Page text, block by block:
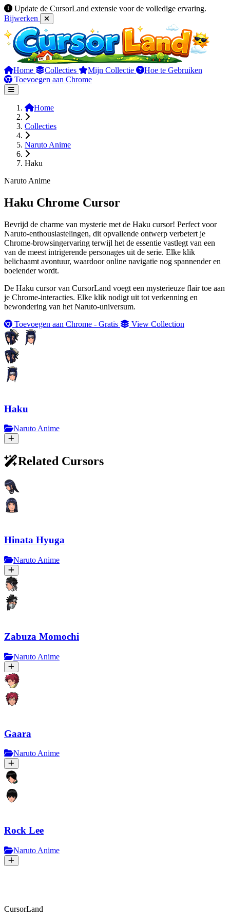
Update de CursorLand extensie voor de volledige ervaring.
Bijwerken
Home Collecties Mijn Collectie
Hoe te Gebruiken
Toevoegen aan Chrome
Home
Collecties
Naruto Anime
Haku
Naruto Anime
Haku Chrome Cursor
Bevrijd de charme van mysterie met de Haku cursor! Perfect voor
Naruto-enthousiastelingen, dit opvallende ontwerp verbetert je
Chrome-browsingervaring terwijl het de essentie vastlegt van een
van de meest intrigerende personages uit de serie. Elke klik
belichaamt avontuur, waardoor online navigatie nog spannender en
boeiender wordt.
De Haku cursor van CursorLand voegt een mysterieuze flair toe aan
je Chrome-interacties. Elke klik nodigt uit tot verkenning en
bewondering van het Naruto-universum.
Toevoegen aan Chrome - Gratis
View Collection
Haku
Naruto Anime
Related Cursors
Hinata Hyuga
Naruto Anime
Zabuza Momochi
Naruto Anime
Gaara
Naruto Anime
Rock Lee
Naruto Anime
CursorLand